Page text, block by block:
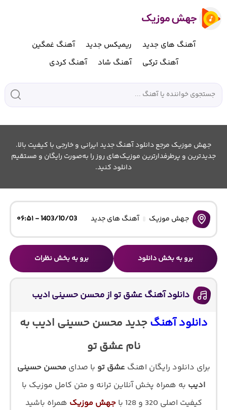
آهنگ های جدید ریمیکس جدید
آهنگ غمگین
آهنگ ترکی
آهنگ شاد آهنگ کردی
جهش موزیک مرجع دانلود آهنگ جدید ایرانی و خارجی با کیفیت بالا.
جدیدترین و پرطرفدارترین موزیک‌های روز را به‌صورت رایگان و مستقیم
دانلود کنید.
جهش موزیک آهنگ های جدید 1403/10/03 - ۰۶:۵۱
برو به بخش دانلود برو به بخش نظرات
دانلود آهنگ عشق تو از محسن حسینی ادیب
دانلود آهنگجدید محسن حسینی ادیب به
نام عشق تو
برای دانلود رایگان اهنگ عشق تو با صدایمحسن حسینی
ادیب به همراه پخش آنلاین ترانه و متن کامل موزیک با
کیفیت اصلی 320 و 128 با
جهش موزیک همراه باشید